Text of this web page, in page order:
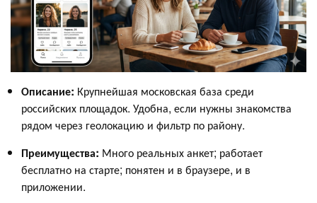
Описание: Крупнейшая московская база среди
российских площадок. Удобна, если нужны знакомства
рядом через геолокацию и фильтр по району.
Преимущества: Много реальных анкет; работает
бесплатно на старте; понятен и в браузере, и в
приложении.